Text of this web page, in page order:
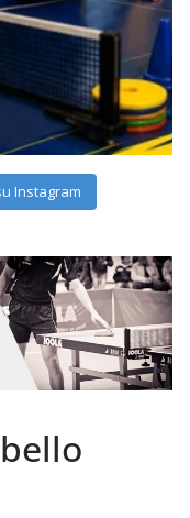
Instagram